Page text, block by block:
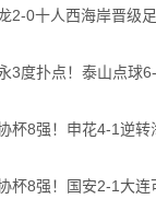
2-0十人西海岸晋级
3度扑点！泰山点球
杯8强！申花4-1逆转
杯8强！国安2-1大连